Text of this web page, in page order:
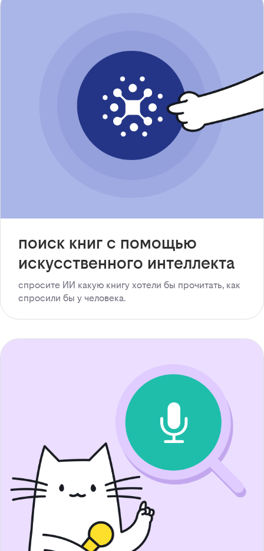
поиск книг с помощью
искусственного интеллекта
спросите ИИ какую книгу хотели бы прочитать, как
спросили бы у человека.